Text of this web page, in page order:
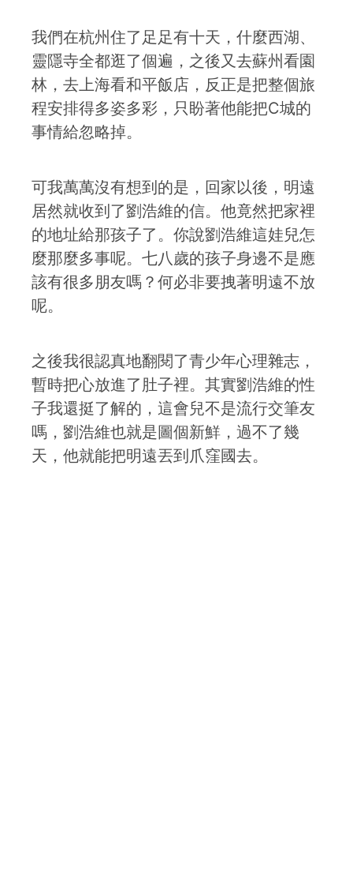
我們在杭州住了足足有十天，什麼西湖、
靈隱寺全都逛了個遍，之後又去蘇州看園
林，去上海看和平飯店，反正是把整個旅
程安排得多姿多彩，只盼著他能把C城的
事情給忽略掉。
可我萬萬沒有想到的是，回家以後，明遠
居然就收到了劉浩維的信。他竟然把家裡
的地址給那孩子了。你說劉浩維這娃兒怎
麼那麼多事呢。七八歲的孩子身邊不是應
該有很多朋友嗎？何必非要拽著明遠不放
呢。
之後我很認真地翻閱了青少年心理雜志，
暫時把心放進了肚子裡。其實劉浩維的性
子我還挺了解的，這會兒不是流行交筆友
嗎，劉浩維也就是圖個新鮮，過不了幾
天，他就能把明遠丟到爪窪國去。